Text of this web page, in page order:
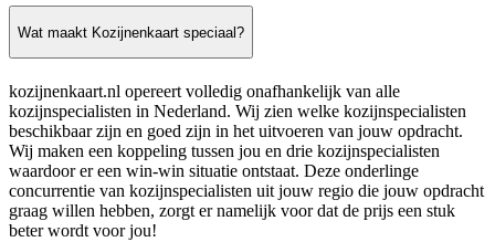
Wat maakt Kozijnenkaart speciaal?
kozijnenkaart.nl opereert volledig onafhankelijk van alle
kozijnspecialisten in Nederland. Wij zien welke kozijnspecialisten
beschikbaar zijn en goed zijn in het uitvoeren van jouw opdracht.
Wij maken een koppeling tussen jou en drie kozijnspecialisten
waardoor er een win-win situatie ontstaat. Deze onderlinge
concurrentie van kozijnspecialisten uit jouw regio die jouw opdracht
graag willen hebben, zorgt er namelijk voor dat de prijs een stuk
beter wordt voor jou!